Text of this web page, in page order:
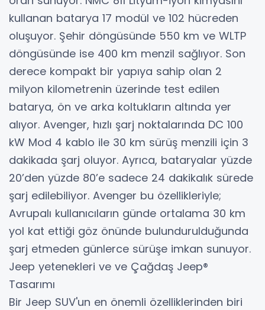
kullanan batarya 17 modül ve 102 hücreden
oluşuyor. Şehir döngüsünde 550 km ve WLTP
döngüsünde ise 400 km menzil sağlıyor. Son
derece kompakt bir yapıya sahip olan 2
milyon kilometrenin üzerinde test edilen
batarya, ön ve arka koltukların altında yer
alıyor. Avenger, hızlı şarj noktalarında DC 100
kW Mod 4 kablo ile 30 km sürüş menzili için 3
dakikada şarj oluyor. Ayrıca, bataryalar yüzde
20’den yüzde 80’e sadece 24 dakikalık sürede
şarj edilebiliyor. Avenger bu özellikleriyle;
Avrupalı kullanıcıların günde ortalama 30 km
yol kat ettiği göz önünde bulundurulduğunda
şarj etmeden günlerce sürüşe imkan sunuyor.
Jeep yetenekleri ve ve Çağdaş Jeep®
Tasarımı
Bir Jeep SUV'un en önemli özelliklerinden biri